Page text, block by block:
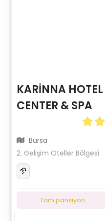
KARİNNA
CENTER & SPA
Bursa
2. Gelişim Oteller Bölgesi
Tam pansiyon